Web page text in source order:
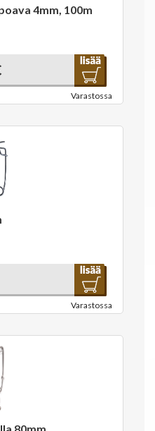
4mm, 100m
Varastossa
Varastossa